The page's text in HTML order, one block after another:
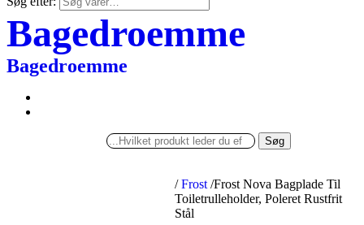
Bagedroemme
Bagedroemme
Søg
/ Frost /Frost Nova Bagplade Til
Toiletrulleholder, Poleret Rustfrit
Stål